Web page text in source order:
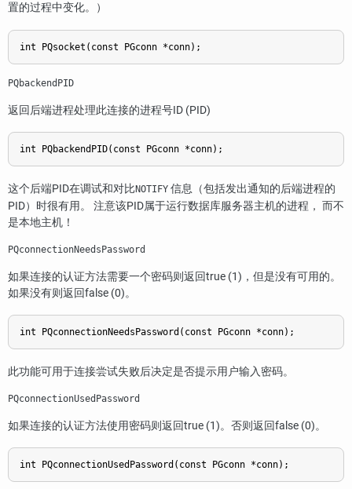
置的过程中变化。）
int PQsocket(const PGconn *conn);
PQbackendPID
返回后端进程处理此连接的进程号ID (PID)
int PQbackendPID(const PGconn *conn);
这个后端PID在调试和对比NOTIFY 信息（包括发出通知的后端进程的
PID）时很有用。 注意该PID属于运行数据库服务器主机的进程， 而不
是本地主机！
PQconnectionNeedsPassword
如果连接的认证方法需要一个密码则返回true (1)，但是没有可用的。
如果没有则返回false (0)。
int PQconnectionNeedsPassword(const PGconn *conn);
此功能可用于连接尝试失败后决定是否提示用户输入密码。
PQconnectionUsedPassword
如果连接的认证方法使用密码则返回true (1)。否则返回false (0)。
int PQconnectionUsedPassword(const PGconn *conn);